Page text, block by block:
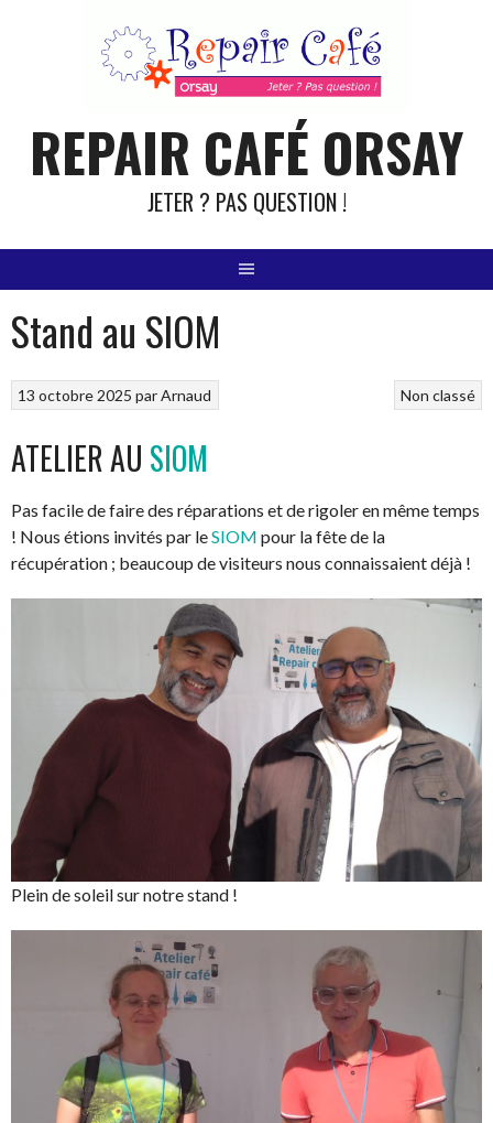
REPAIR CAFÉ ORSAY
JETER ? PAS QUESTION !
Stand au SIOM
Non classé
13 octobre 2025 parArnaud
ATELIER AU SIOM
Pas facile de faire des réparations et de rigoler en même temps
! Nous étions invités par leSIOM pour la fête de la
récupération ; beaucoup de visiteurs nous connaissaient déjà !
Plein de soleil sur notre stand !